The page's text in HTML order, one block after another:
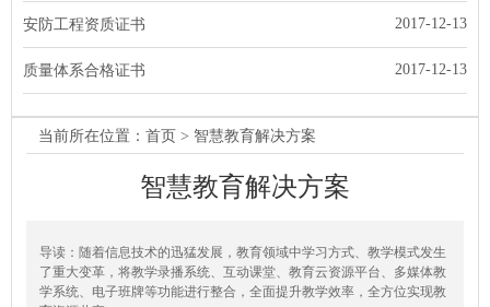
安防工程资质证书 2017-12-13
质量体系合格证书 2017-12-13
当前所在位置： 首页 > 智慧教育解决方案
智慧教育解决方案
导读：随着信息技术的迅猛发展，教育领域中学习方式、教学模式发生
了重大变革，将教学录播系统、互动课堂、教育云资源平台、多媒体教
学系统、电子班牌等功能进行整合，全面提升教学效率，全方位实现教